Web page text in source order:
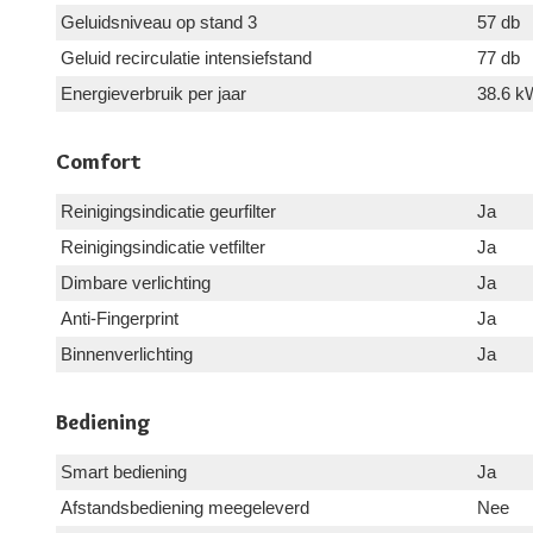
Geluidsniveau op stand 3
57 db
Geluid recirculatie intensiefstand
77 db
Energieverbruik per jaar
38.6
Comfort
Reinigingsindicatie geurfilter
Ja
Reinigingsindicatie vetfilter
Ja
Dimbare verlichting
Ja
Anti-Fingerprint
Ja
Binnenverlichting
Ja
Bediening
Smart bediening
Ja
Afstandsbediening meegeleverd
Nee